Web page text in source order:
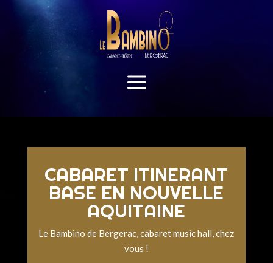
a
CABARET ITINERANT
BASE EN NOUVELLE
AQUITAINE
Le Bambino de Bergerac, cabaret music hall, chez
vous !